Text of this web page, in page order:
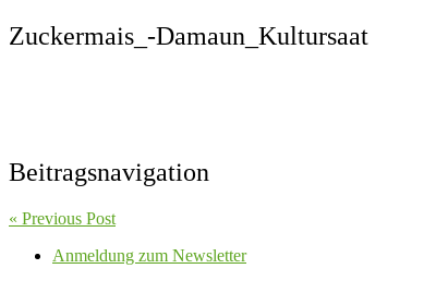
Zuckermais_-Damaun_Kultursaat
Beitragsnavigation
« Previous Post
Anmeldung zum Newsletter